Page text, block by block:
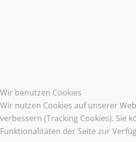
Wir benutzen Cookies
Wir nutzen Cookies auf unserer
verbessern (Tracking Cookies). Sie
Funktionalitäten der Seite zur